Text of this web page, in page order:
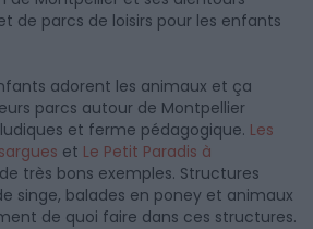
de parcs de loisirs pour les enfants
adorent les animaux et ça
parcs autour de Montpellier
et ferme pédagogique. Les
et Le Petit Paradis à
très bons exemples. Structures
singe, balades en poney et animaux
de quoi faire dans ces structures.